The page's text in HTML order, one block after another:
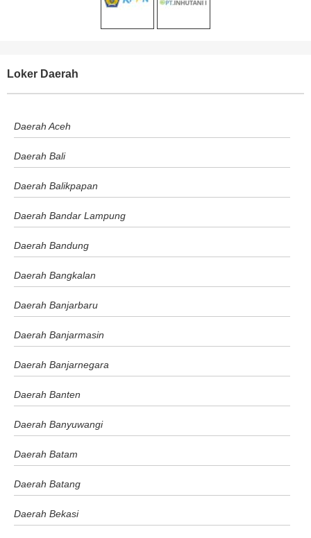
Loker Daerah
Daerah Aceh
Daerah Bali
Daerah Balikpapan
Daerah Bandar Lampung
Daerah Bandung
Daerah Bangkalan
Daerah Banjarbaru
Daerah Banjarmasin
Daerah Banjarnegara
Daerah Banten
Daerah Banyuwangi
Daerah Batam
Daerah Batang
Daerah Bekasi